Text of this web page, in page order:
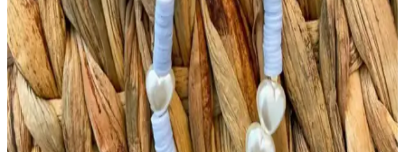
Fimo kolyeler, canlı renkleri ve özgün tasarımlarıyla öne çıkar. El
yapımı ve kişiselleştirilebilir özellikleriyle moda ve estetik açısından
tercih edilen şık takılar.
Kalpli Fimo Kolye Tasarımı: Zarif ve Özgün Takı
Seçenekleri
Fimo malzeme kullanılarak yapılan kalpli kolyeler, detaylı
tasarımları ve renk çeşitliliğiyle öne çıkar. El işçiliği ve özgünlük